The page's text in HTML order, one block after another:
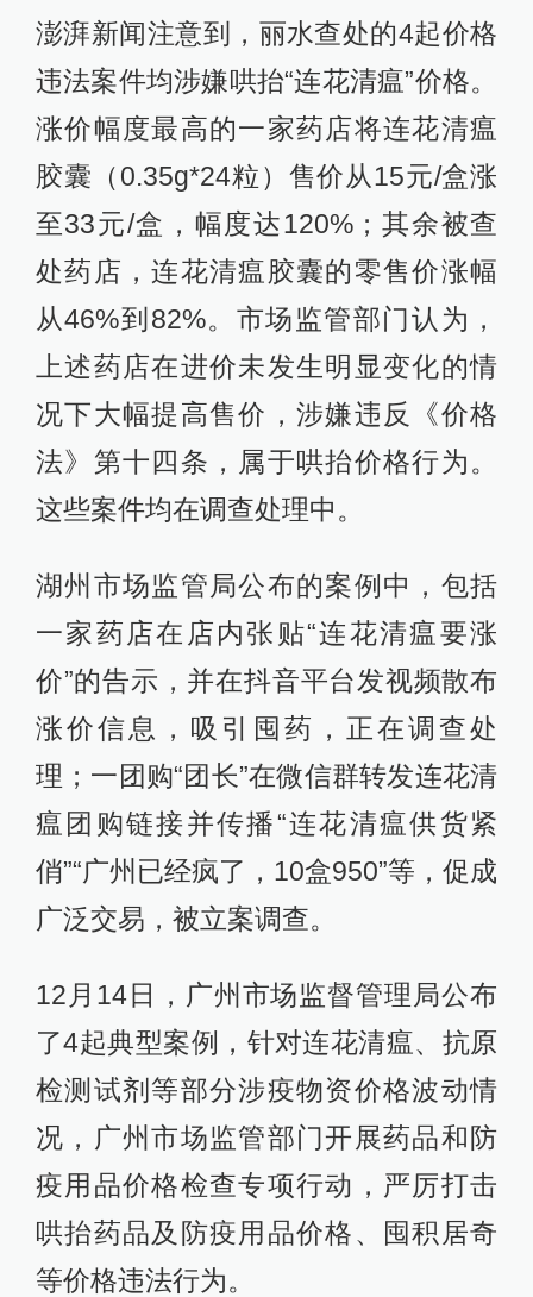
澎湃新闻注意到，丽水查处的4起价格
违法案件均涉嫌哄抬“连花清瘟”价格。
涨价幅度最高的一家药店将连花清瘟
胶囊（0.35g*24粒）售价从15元/盒涨
至33元/盒，幅度达120%；其余被查
处药店，连花清瘟胶囊的零售价涨幅
从46%到82%。市场监管部门认为，
上述药店在进价未发生明显变化的情
况下大幅提高售价，涉嫌违反《价格
法》第十四条，属于哄抬价格行为。
这些案件均在调查处理中。
湖州市场监管局公布的案例中，包括
一家药店在店内张贴“连花清瘟要涨
价”的告示，并在抖音平台发视频散布
涨价信息，吸引囤药，正在调查处
理；一团购“团长”在微信群转发连花清
瘟团购链接并传播“连花清瘟供货紧
俏”“广州已经疯了，10盒950”等，促成
广泛交易，被立案调查。
12月14日，广州市场监督管理局公布
了4起典型案例，针对连花清瘟、抗原
检测试剂等部分涉疫物资价格波动情
况，广州市场监管部门开展药品和防
疫用品价格检查专项行动，严厉打击
哄抬药品及防疫用品价格、囤积居奇
等价格违法行为。